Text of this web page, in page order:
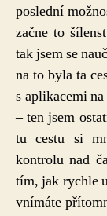
poslední
začne to
tak jsem se
na to byla ta
s aplikacemi
– ten jsem
tu cestu si
kontrolu nad
tím, jak rychle
vnímáte